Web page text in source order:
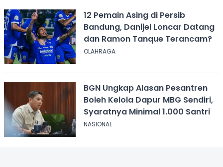
12 Pemain Asing di Persib
Bandung, Danijel Loncar Datang
dan Ramon Tanque Terancam?
OLAHRAGA
BGN Ungkap Alasan Pesantren
Boleh Kelola Dapur MBG Sendiri,
Syaratnya Minimal 1.000 Santri
NASIONAL